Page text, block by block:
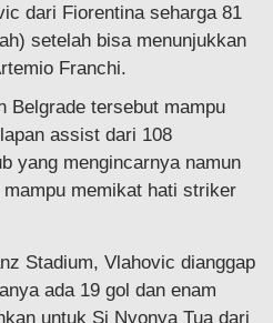
dari Fiorentina seharga 81
setelah bisa menunjukkan
Franchi.
Belgrade tersebut mampu
assist dari 108
yang mengincarnya namun
mampu memikat hati striker
Stadium, Vlahovic dianggap
ada 19 gol dan enam
untuk Si Nyonya Tua dari